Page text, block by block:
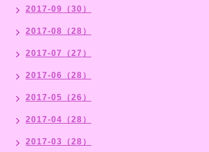
2017-09（30）
2017-08（28）
2017-07（27）
2017-06（28）
2017-05（26）
2017-04（28）
2017-03（28）